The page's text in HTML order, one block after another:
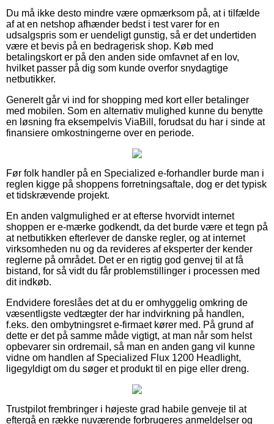
Du må ikke desto mindre være opmærksom på, at i tilfælde
af at en netshop afhænder bedst i test varer for en
udsalgspris som er uendeligt gunstig, så er det undertiden
være et bevis på en bedragerisk shop. Køb med
betalingskort er på den anden side omfavnet af en lov,
hvilket passer på dig som kunde overfor snydagtige
netbutikker.
Generelt går vi ind for shopping med kort eller betalinger
med mobilen. Som en alternativ mulighed kunne du benytte
en løsning fra eksempelvis ViaBill, forudsat du har i sinde at
finansiere omkostningerne over en periode.
Før folk handler på en Specialized e-forhandler burde man i
reglen kigge på shoppens forretningsaftale, dog er det typisk
et tidskrævende projekt.
En anden valgmulighed er at efterse hvorvidt internet
shoppen er e-mærke godkendt, da det burde være et tegn på
at netbutikken efterlever de danske regler, og at internet
virksomheden nu og da revideres af eksperter der kender
reglerne på området. Det er en rigtig god genvej til at få
bistand, for så vidt du får problemstillinger i processen med
dit indkøb.
Endvidere foreslåes det at du er omhyggelig omkring de
væsentligste vedtægter der har indvirkning på handlen,
f.eks. den ombytningsret e-firmaet kører med. På grund af
dette er det på samme måde vigtigt, at man når som helst
opbevarer sin ordremail, så man en anden gang vil kunne
vidne om handlen af Specialized Flux 1200 Headlight,
ligegyldigt om du søger et produkt til en pige eller dreng.
Trustpilot frembringer i højeste grad habile genveje til at
eftergå en række nuværende forbrugeres anmeldelser og